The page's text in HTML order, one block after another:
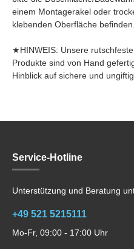
einem Montagerakel oder
klebenden Oberfläche befinden.
★HINWEIS: Unsere
Produkte sind von Hand
Hinblick auf sichere und
Service-Hotline
Unterstützung und Beratung
+49 521 5215111
Mo-Fr, 09:00 - 17:00 Uhr